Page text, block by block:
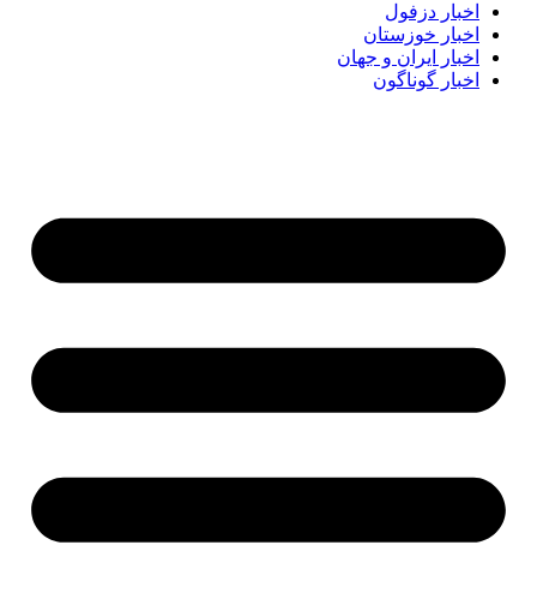
اخبار دزفول
اخبار خوزستان
اخبار ایران و جهان
اخبار گوناگون